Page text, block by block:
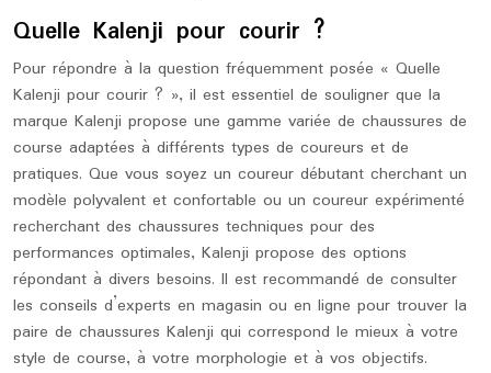
Quelle Kalenji pour courir ?
Pour répondre à la question fréquemment posée « Quelle
Kalenji pour courir ? », il est essentiel de souligner que la
marque Kalenji propose une gamme variée de chaussures de
course adaptées à différents types de coureurs et de
pratiques. Que vous soyez un coureur débutant cherchant un
modèle polyvalent et confortable ou un coureur expérimenté
recherchant des chaussures techniques pour des
performances optimales, Kalenji propose des options
répondant à divers besoins. Il est recommandé de consulter
les conseils d’experts en magasin ou en ligne pour trouver la
paire de chaussures Kalenji qui correspond le mieux à votre
style de course, à votre morphologie et à vos objectifs.